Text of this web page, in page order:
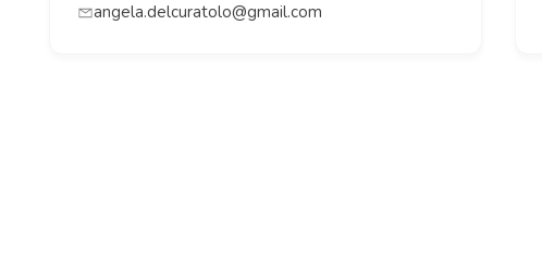
angela.delcuratolo@gmail.com